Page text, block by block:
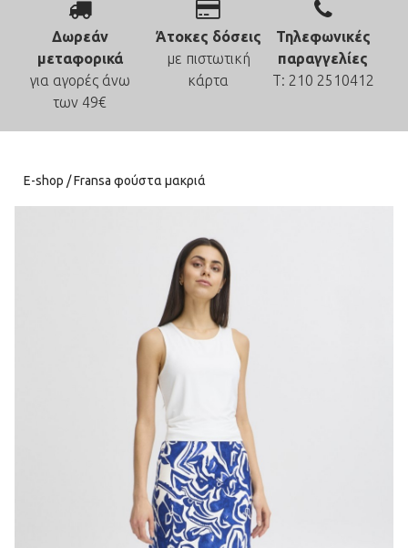
Δωρεάν
μεταφορικά
για αγορές άνω
των 49€
Άτοκες δόσεις
με πιστωτική
κάρτα
Τηλεφωνικές
παραγγελίες
Τ: 210 2510412
E-shop / Fransa φούστα μακριά